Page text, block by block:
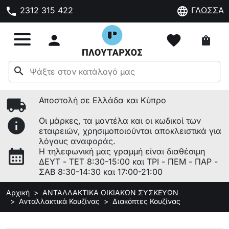
phone 2312 315 422 language ΓΛΩΣΣΑ
 favorite shopping_bag
search
local_shipping Αποστολή σε Ελλάδα και Κύπρο
info
Οι μάρκες, τα μοντέλα και οι κωδικοί των
εταιρειών, χρησιμοποιούνται αποκλειστικά για
λόγους αναφοράς.
calendar_month
Η τηλεφωνική μας γραμμή είναι διαθέσιμη
ΔΕΥΤ - ΤΕΤ 8:30-15:00 και ΤΡΙ - ΠΕΜ - ΠΑΡ -
ΣΑΒ 8:30-14:30 και 17:00-21:00
Αρχική
ΑΝΤΑΛΛΑΚΤΙΚΑ ΟΙΚΙΑΚΩΝ ΣΥΣΚΕΥΩΝ
Ανταλλακτικά Κουζίνας
Διακόπτες Κουζίνας